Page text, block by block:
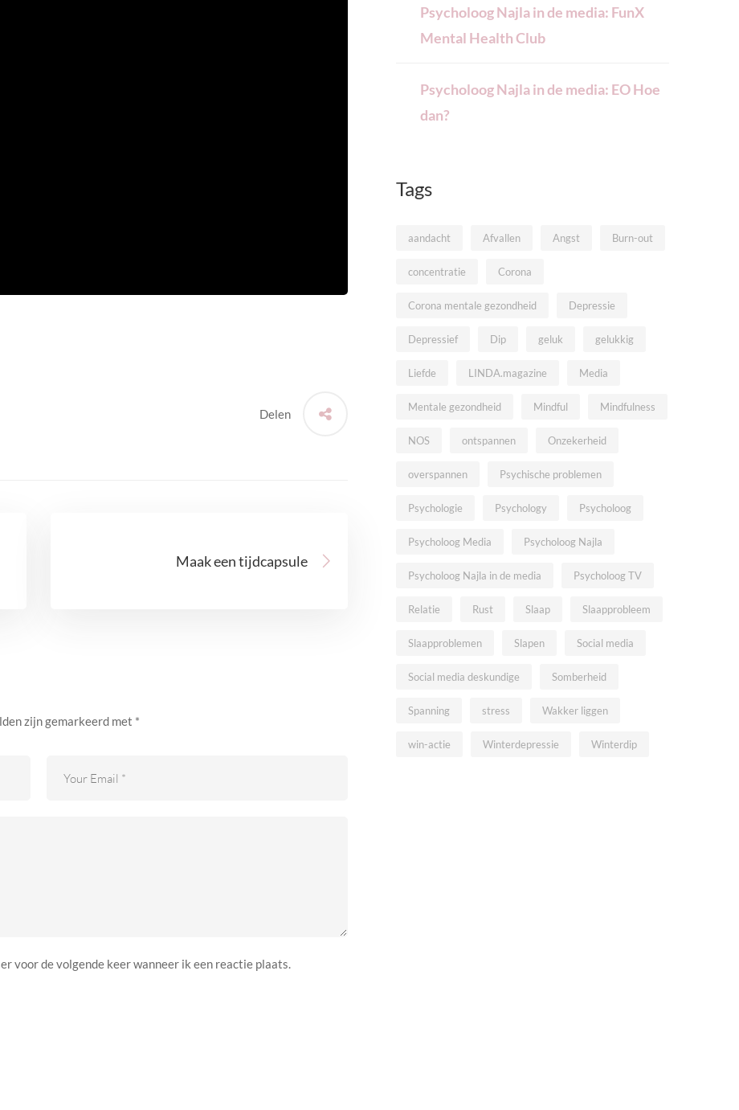
Delen
Maak een tijdcapsule
zijn gemarkeerd met *
voor de volgende keer wanneer ik een reactie plaats.
Psycholoog Najla in de media: FunX
Mental Health Club
Psycholoog Najla in de media: EO Hoe
dan?
Tags
aandacht Afvallen Angst Burn-out
concentratie Corona
Corona mentale gezondheid Depressie
Depressief Dip geluk gelukkig
Liefde LINDA.magazine Media
Mentale gezondheid Mindful Mindfulness
NOS ontspannen Onzekerheid
overspannen Psychische problemen
Psychologie Psychology Psycholoog
Psycholoog Media Psycholoog Najla
Psycholoog Najla in de media Psycholoog TV
Relatie Rust Slaap Slaapprobleem
Slaapproblemen Slapen Social media
Social media deskundige Somberheid
Spanning stress Wakker liggen
win-actie Winterdepressie Winterdip